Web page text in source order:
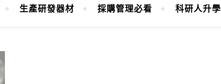
生產研發器材 採購管理必看 科研人升學